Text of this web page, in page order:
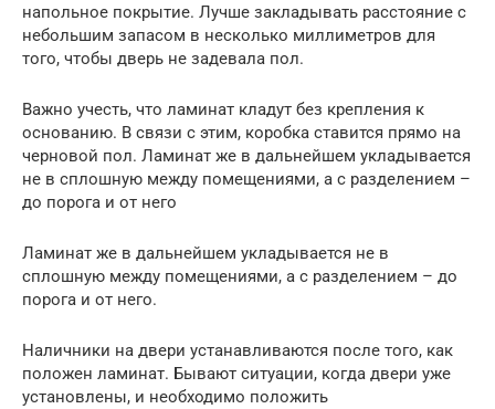
напольное покрытие. Лучше закладывать расстояние с
небольшим запасом в несколько миллиметров для
того, чтобы дверь не задевала пол.
Важно учесть, что ламинат кладут без крепления к
основанию. В связи с этим, коробка ставится прямо на
черновой пол. Ламинат же в дальнейшем укладывается
не в сплошную между помещениями, а с разделением –
до порога и от него
Ламинат же в дальнейшем укладывается не в
сплошную между помещениями, а с разделением – до
порога и от него.
Наличники на двери устанавливаются после того, как
положен ламинат. Бывают ситуации, когда двери уже
установлены, и необходимо положить